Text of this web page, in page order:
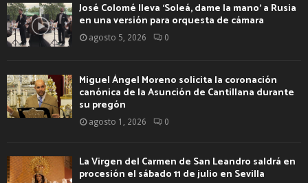
José Colomé lleva ‘Soleá, dame la mano’ a Rusia
en una versión para orquesta de cámara
agosto 5, 2026 0
Miguel Ángel Moreno solicita la coronación
canónica de la Asunción de Cantillana durante
su pregón
agosto 1, 2026 0
La Virgen del Carmen de San Leandro saldrá en
procesión el sábado 11 de julio en Sevilla